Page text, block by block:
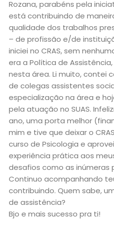
Rozana, parabéns pela
está contribuindo de
qualidade dos trabalhos
– de profissão e/de
iniciei no CRAS, sem
era a Política de
nesta área. Li muito, contei
de colegas assistentes
especialização na área e
pela atuação no SUAS.
ano, uma porta melhor
mim e tive que deixar o
curso de Psicologia e
experiência prática aos
desafios como as inúmeras
Continuo acompanhando
contribuindo. Quem sabe,
de assistência?
Bjo e mais sucesso pra ti!